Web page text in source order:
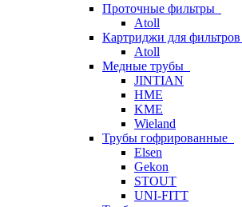
Проточные фильтры
Atoll
Картриджи для фильтров
Atoll
Медные трубы
JINTIAN
HME
KME
Wieland
Трубы гофрированные
Elsen
Gekon
STOUT
UNI-FITT